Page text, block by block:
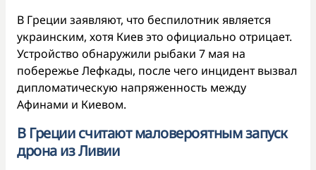
В Греции заявляют, что беспилотник является
украинским, хотя Киев это официально отрицает.
Устройство обнаружили рыбаки 7 мая на
побережье Лефкады, после чего инцидент вызвал
дипломатическую напряженность между
Афинами и Киевом.
В Греции считают маловероятным запуск
дрона из Ливии